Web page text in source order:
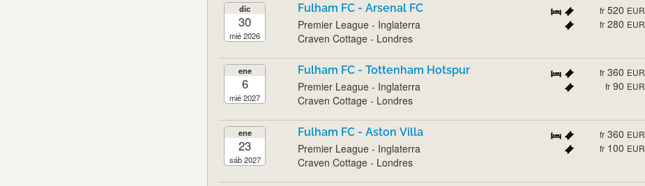
dic
30
mié 2026
Fulham FC - Arsenal FC
Premier League - Inglaterra
Craven Cottage - Londres
fr 520 EUR
fr 280 EUR
ene
6
mié 2027
Fulham FC - Tottenham Hotspur
Premier League - Inglaterra
Craven Cottage - Londres
fr 360 EUR
fr 90 EUR
ene
23
sáb 2027
Fulham FC - Aston Villa
Premier League - Inglaterra
Craven Cottage - Londres
fr 360 EUR
fr 100 EUR